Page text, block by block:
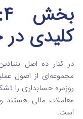
کلیدی
مجموعه‌ای از اصول
روزمره حسابداری را
معاملات مالی
است.